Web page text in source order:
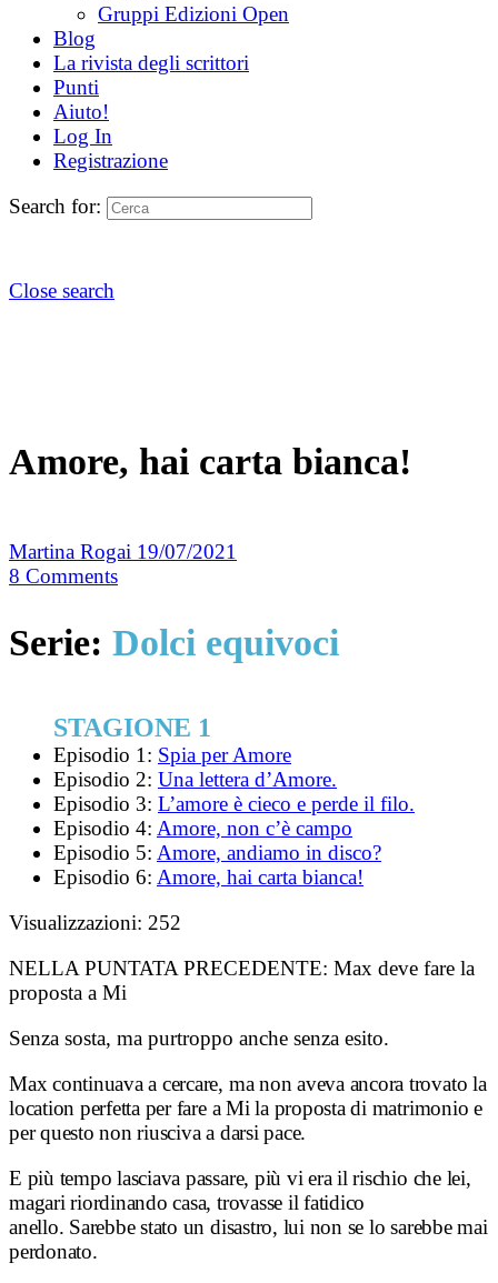
Gruppi Edizioni Open
Blog
La rivista degli scrittori
Punti
Aiuto!
Log In
Registrazione
Search for:
Close search
Amore, hai carta bianca!
Martina Rogai 19/07/2021
8 Comments
Serie: Dolci equivoci
STAGIONE 1
Episodio 1: Spia per Amore
Episodio 2: Una lettera d’Amore.
Episodio 3: L’amore è cieco e perde il filo.
Episodio 4: Amore, non c’è campo
Episodio 5: Amore, andiamo in disco?
Episodio 6: Amore, hai carta bianca!
Visualizzazioni: 252
NELLA PUNTATA PRECEDENTE: Max deve fare la
proposta a Mi
Senza sosta, ma purtroppo anche senza esito.
Max continuava a cercare, ma non aveva ancora trovato la
location perfetta per fare a Mi la proposta di matrimonio e
per questo non riusciva a darsi pace.
E più tempo lasciava passare, più vi era il rischio che lei,
magari riordinando casa, trovasse il fatidico
anello. Sarebbe stato un disastro, lui non se lo sarebbe mai
perdonato.